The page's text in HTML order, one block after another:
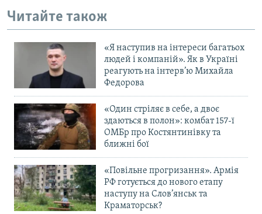
Читайте також
«Я наступив на інтереси багатьох
людей і компаній». Як в Україні
реагують на інтерв’ю Михайла
Федорова
«Один стріляє в себе, а двоє
здаються в полон»: комбат 157-ї
ОМБр про Костянтинівку та
ближні бої
«Повільне прогризання». Армія
РФ готується до нового етапу
наступу на Слов’янськ та
Краматорськ?